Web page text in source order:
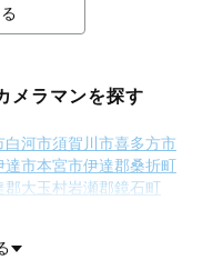
メラマンを探す
白河市須賀川市喜多方市
達市本宮市伊達郡桑折町
郡大玉村岩瀬郡鏡石町
沼郡柳津町